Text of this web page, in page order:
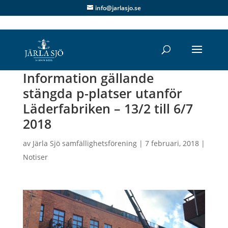
info@jarlasjo.se
Information gällande
stängda p-platser utanför
Läderfabriken – 13/2 till 6/7
2018
av Järla Sjö samfällighetsförening| 7 februari, 2018|
Notiser